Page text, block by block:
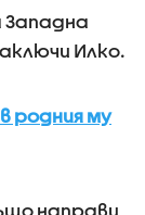
Западна
Илко.
родния му
направи